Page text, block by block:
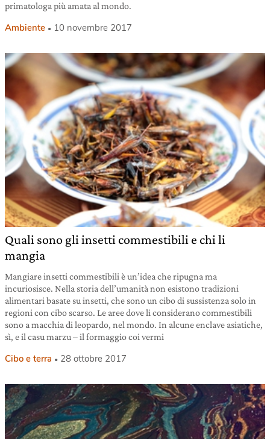
primatologa più amata al mondo.
Ambiente 10 novembre 2017
Quali sono gli insetti commestibili e chi li
mangia
Mangiare insetti commestibili è un’idea che ripugna ma
incuriosisce. Nella storia dell’umanità non esistono tradizioni
alimentari basate su insetti, che sono un cibo di sussistenza solo in
regioni con cibo scarso. Le aree dove li considerano commestibili
sono a macchia di leopardo, nel mondo. In alcune enclave asiatiche,
sì, e il casu marzu – il formaggio coi vermi
Cibo e terra 28 ottobre 2017